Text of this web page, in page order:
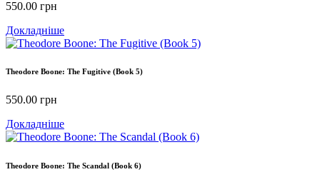
550.00 грн
Докладніше
Theodore Boone: The Fugitive (Book 5)
550.00 грн
Докладніше
Theodore Boone: The Scandal (Book 6)